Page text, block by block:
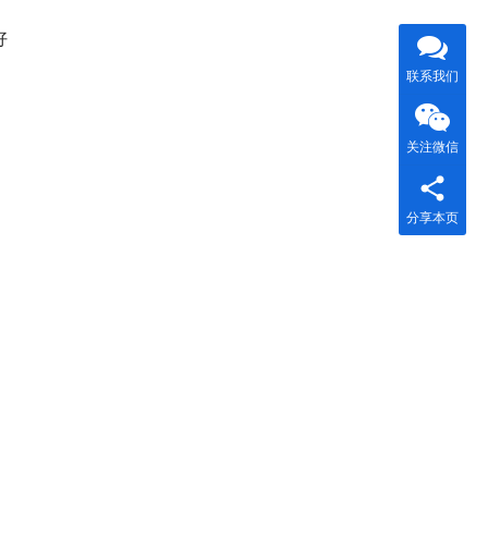
联系我们
关注微信
分享本页